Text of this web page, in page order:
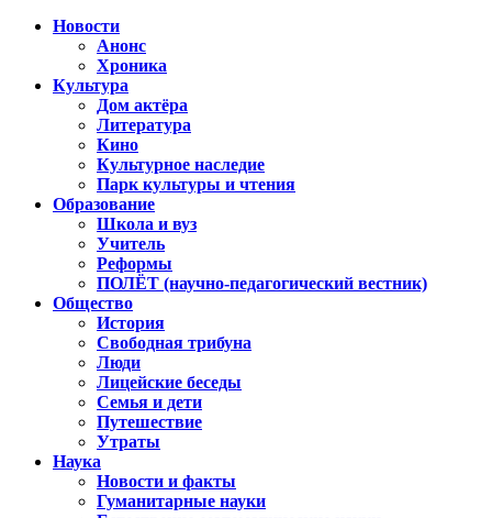
Новости
Анонс
Хроника
Культура
Дом актёра
Литература
Кино
Культурное наследие
Парк культуры и чтения
Образование
Школа и вуз
Учитель
Реформы
ПОЛЁТ (научно-педагогический вестник)
Общество
История
Свободная трибуна
Люди
Лицейские беседы
Семья и дети
Путешествие
Утраты
Наука
Новости и факты
Гуманитарные науки